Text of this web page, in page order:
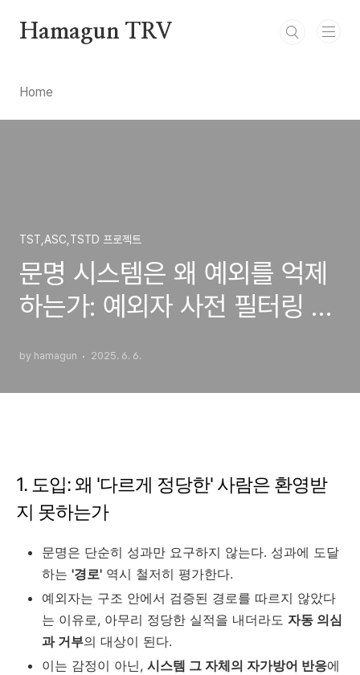
Hamagun TRV
Home
TST,ASC,TSTD 프로젝트
문명 시스템은 왜 예외를 억제
하는가: 예외자 사전 필터링 메
by hamagun 2025. 6. 6.
1. 도입: 왜 '다르게 정당한' 사람은 환영받
지 못하는가
문명은 단순히 성과만 요구하지 않는다. 성과에 도달
하는 '경로' 역시 철저히 평가한다.
예외자는 구조 안에서 검증된 경로를 따르지 않았다
는 이유로, 아무리 정당한 실적을 내더라도 자동 의심
과 거부의 대상이 된다.
이는 감정이 아닌, 시스템 그 자체의 자가방어 반응에